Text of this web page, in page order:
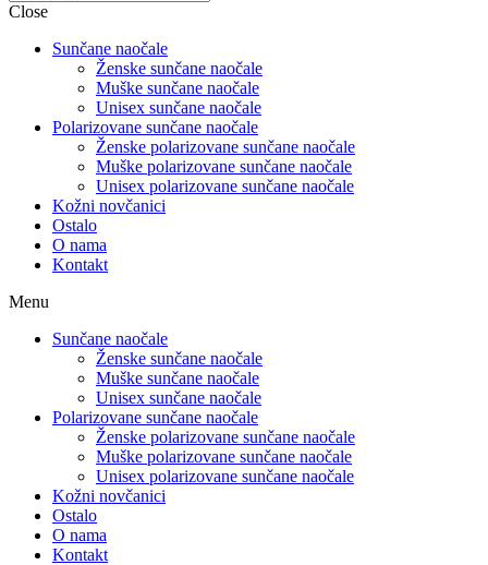
Close
Sunčane naočale
Ženske sunčane naočale
Muške sunčane naočale
Unisex sunčane naočale
Polarizovane sunčane naočale
Ženske polarizovane sunčane naočale
Muške polarizovane sunčane naočale
Unisex polarizovane sunčane naočale
Kožni novčanici
Ostalo
O nama
Kontakt
Menu
Sunčane naočale
Ženske sunčane naočale
Muške sunčane naočale
Unisex sunčane naočale
Polarizovane sunčane naočale
Ženske polarizovane sunčane naočale
Muške polarizovane sunčane naočale
Unisex polarizovane sunčane naočale
Kožni novčanici
Ostalo
O nama
Kontakt